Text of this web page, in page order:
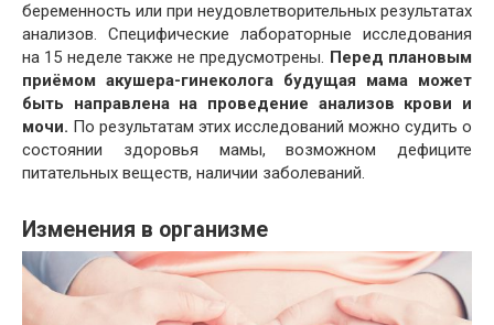
беременность или при неудовлетворительных результатах
анализов. Специфические лабораторные исследования
на 15 неделе также не предусмотрены. Перед плановым
приёмом акушера-гинеколога будущая мама может
быть направлена на проведение анализов крови и
мочи. По результатам этих исследований можно судить о
состоянии здоровья мамы, возможном дефиците
питательных веществ, наличии заболеваний.
Изменения в организме